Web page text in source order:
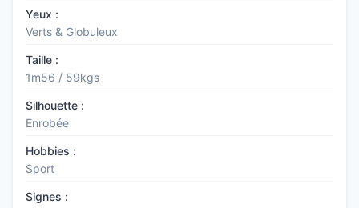
Yeux :
Verts & Globuleux
Taille :
1m56 / 59kgs
Silhouette :
Enrobée
Hobbies :
Sport
Signes :